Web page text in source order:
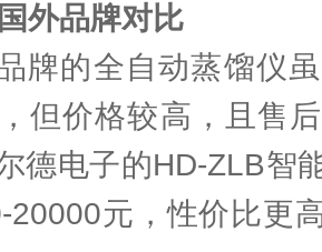
外品牌对比
牌的全自动蒸馏仪
但价格较高，且售
德电子的HD-ZLB智
20000元，性价比更